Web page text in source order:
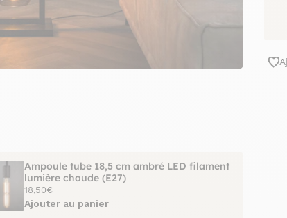
Ampoule tube 18,5 cm ambré LED filament
lumière chaude (E27)
18,50€
Ajouter au panier